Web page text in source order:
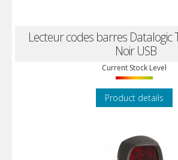
Lecteur codes barres Datalogic
Noir USB
Current Stock Level
Product details